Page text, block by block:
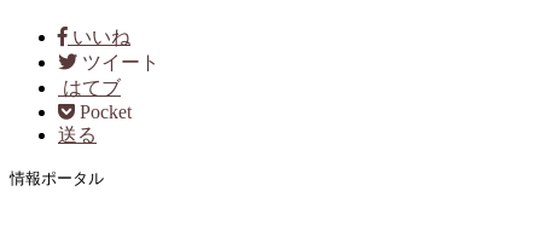
いいね
ツイート
はてブ
Pocket
送る
情報ポータル